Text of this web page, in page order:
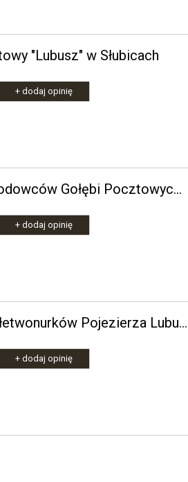
"Lubusz" w Słubicach
+ dodaj opinię
Polski Związek Hodowców Gołębi Pocztowych Oddział Słubicko-Kostrzyński
+ dodaj opinię
Stowarzyszenie Płetwonurków Pojezierza Lubuskiego "Tortuga"
+ dodaj opinię